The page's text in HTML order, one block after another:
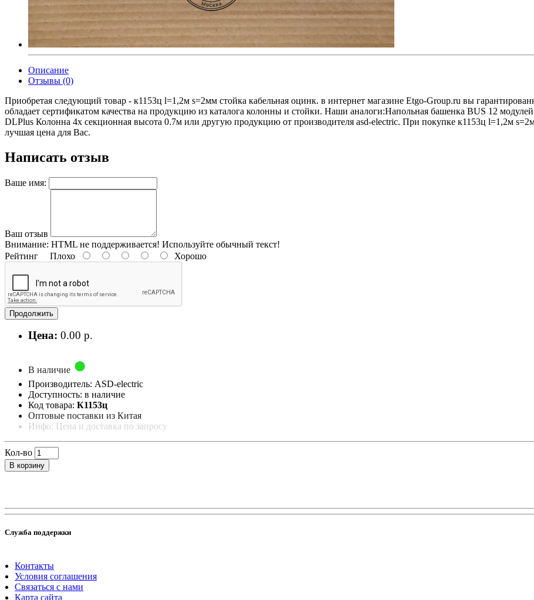
Описание
Отзывы (0)
Приобретая следующий товар - к1153ц l=1,2м s=2мм стойка кабельная оцинк. в интернет магазине Etgo-Group.ru вы
обладает сертификатом качества на продукцию из каталога колонны и стойки. Наши аналоги:Напольная башенка BUS 12
DLPlus Колонна 4х секционная высота 0.7м или другую продукцию от производителя asd-electric. При покупке к1153ц l=1,2м
лучшая цена для Вас.
Написать отзыв
Ваше имя:
Ваш отзыв
Внимание: HTML не поддерживается! Используйте обычный текст!
Рейтинг Плохо Хорошо
Продолжить
Цена: 0.00 р.
В наличие
Производитель: ASD-electric
Доступность: в наличие
Код товара: К1153ц
Оптовые поставки из Китая
Инфо: Цена и доставка по запросу
Кол-во
В корзину
Служба поддержки
Контакты
Условия соглашения
Связаться с нами
Карта сайта